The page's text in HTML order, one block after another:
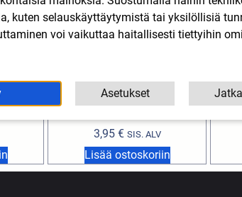
Männäntapin neulalaakeri
Derbi, Minarelli AM6, Peugeot
3,95 € SIS. ALV
Lisää ostoskoriin
kuten selauskäyttäytymistä tai yksilöllisiä
voi vaikuttaa haitallisesti tiettyihin
Asetukset